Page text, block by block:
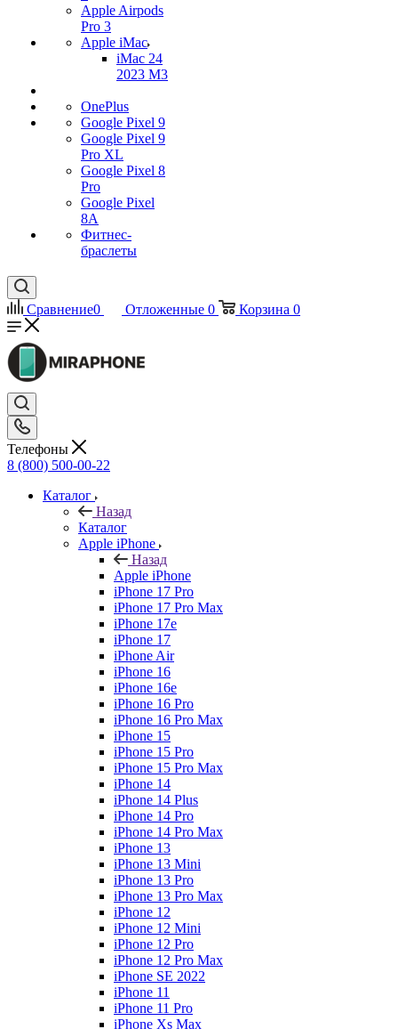
Apple Airpods
Pro 3
Apple iMac
iMac 24
2023 M3
OnePlus
Google Pixel 9
Google Pixel 9
Pro XL
Google Pixel 8
Pro
Google Pixel
8A
Фитнес-
браслеты
Сравнение0 Отложенные 0 Корзина 0
Телефоны
8 (800) 500-00-22
Каталог
Назад
Каталог
Apple iPhone
Назад
Apple iPhone
iPhone 17 Pro
iPhone 17 Pro Max
iPhone 17e
iPhone 17
iPhone Air
iPhone 16
iPhone 16e
iPhone 16 Pro
iPhone 16 Pro Max
iPhone 15
iPhone 15 Pro
iPhone 15 Pro Max
iPhone 14
iPhone 14 Plus
iPhone 14 Pro
iPhone 14 Pro Max
iPhone 13
iPhone 13 Mini
iPhone 13 Pro
iPhone 13 Pro Max
iPhone 12
iPhone 12 Mini
iPhone 12 Pro
iPhone 12 Pro Max
iPhone SE 2022
iPhone 11
iPhone 11 Pro
iPhone Xs Max